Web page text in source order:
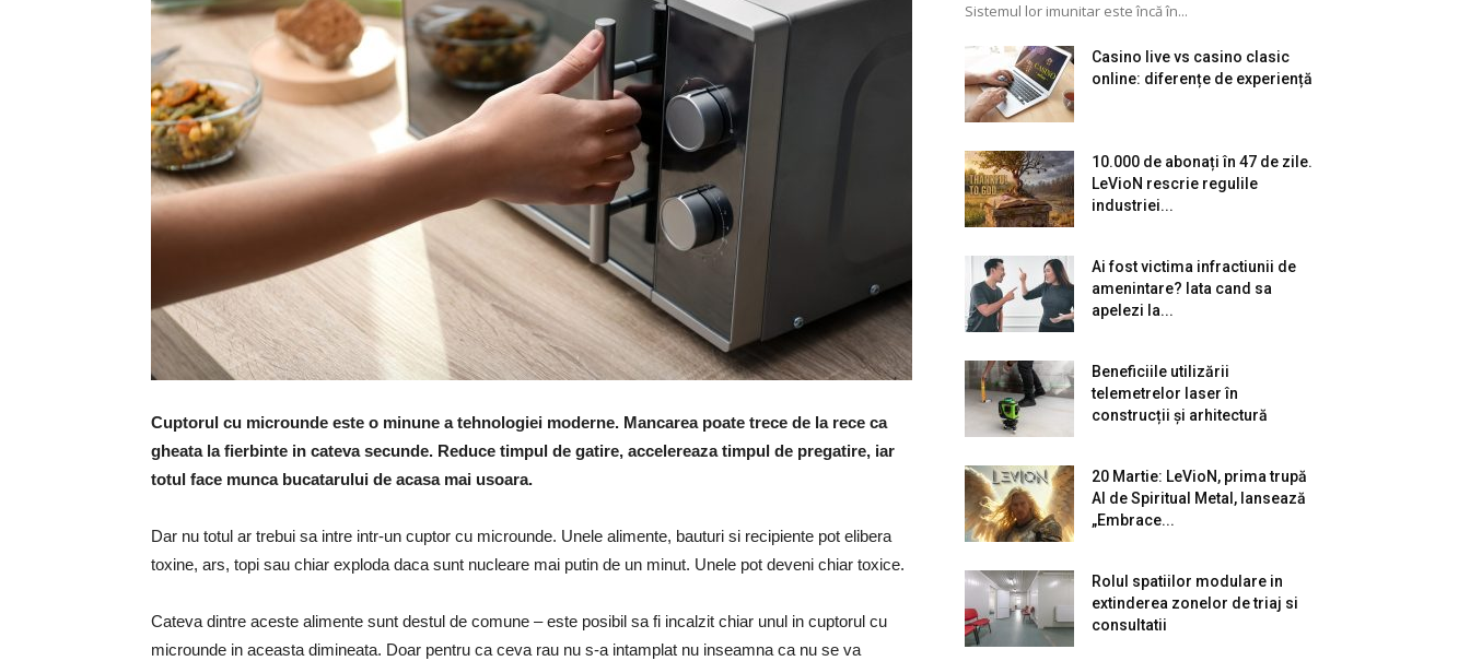
Cuptorul cu microunde este o minune a tehnologiei moderne. Mancarea poate trece de la rece ca
gheata la fierbinte in cateva secunde. Reduce timpul de gatire, accelereaza timpul de pregatire, iar
totul face munca bucatarului de acasa mai usoara.
Dar nu totul ar trebui sa intre intr-un cuptor cu microunde. Unele alimente, bauturi si recipiente pot elibera
toxine, ars, topi sau chiar exploda daca sunt nucleare mai putin de un minut. Unele pot deveni chiar toxice.
Cateva dintre aceste alimente sunt destul de comune – este posibil sa fi incalzit chiar unul in cuptorul cu
microunde in aceasta dimineata. Doar pentru ca ceva rau nu s-a intamplat nu inseamna ca nu se va
Sistemul lor imunitar este încă în...
Casino live vs casino clasic
online: diferențe de experiență
10.000 de abonați în 47 de zile.
LeVioN rescrie regulile
industriei...
Ai fost victima infractiunii de
amenintare? Iata cand sa
apelezi la...
Beneficiile utilizării
telemetrelor laser în
construcții și arhitectură
20 Martie: LeVioN, prima trupă
AI de Spiritual Metal, lansează
„Embrace...
Rolul spatiilor modulare in
extinderea zonelor de triaj si
consultatii